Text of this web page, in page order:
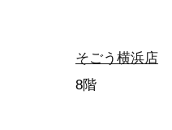
そごう横浜店
8階